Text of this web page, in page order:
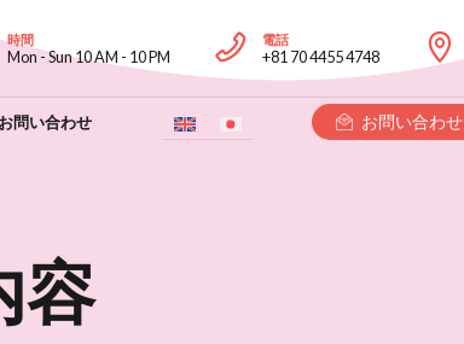
時間
Mon - Sun 10 AM - 10 PM
電話
+81 70 4455 4748
お問い合わせ
お問い合わせ
容